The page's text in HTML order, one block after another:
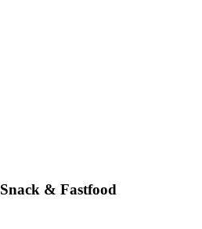
Snack & Fastfood